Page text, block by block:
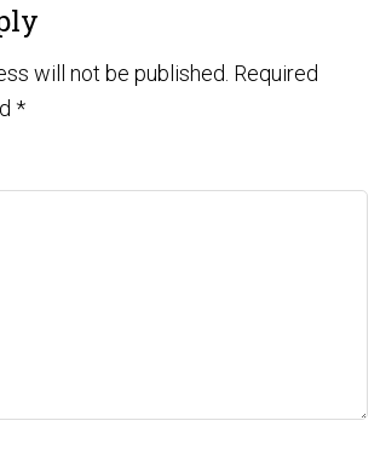
will not be published. Required
*